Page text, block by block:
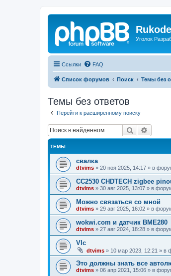
Уголок
Ссылки FAQ
Список форумов Поиск Темы без
Темы без ответов
Перейти к расширенному поиску
Поиск
ТЕМЫ
свалка
dtvims » 20 ноя 2025, 14:17 » в
CC2530 CHDTECH zigbee
dtvims » 30 авг 2025, 13:07 » в
Можно связаться со мной
dtvims » 29 авг 2025, 16:02 » в
wokwi.com и датчик BME280
dtvims » 27 авг 2024, 18:28 » в
Vlc
dtvims » 10 мар 2023, 12:21 » в
Это должны знать все
dtvims » 06 апр 2021, 15:06 » в